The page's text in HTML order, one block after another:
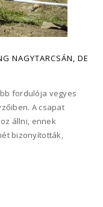
NAGYTARCSÁN, DE
fordulója vegyes
A csapat
állni, ennek
bizonyították,